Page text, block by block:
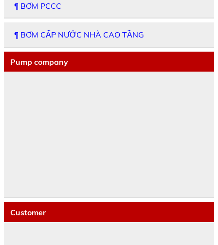
¶ BƠM PCCC
¶ BƠM CẤP NƯỚC NHÀ CAO TẦNG
Pump company
Customer